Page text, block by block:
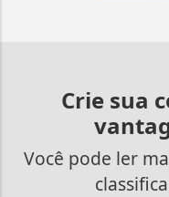
Crie sua
Você pode ler